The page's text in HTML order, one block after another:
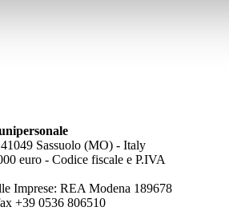
Sassuolo (MO) - Italy
euro - Codice fiscale e P.IVA
Imprese: REA Modena 189678
+39 0536 806510